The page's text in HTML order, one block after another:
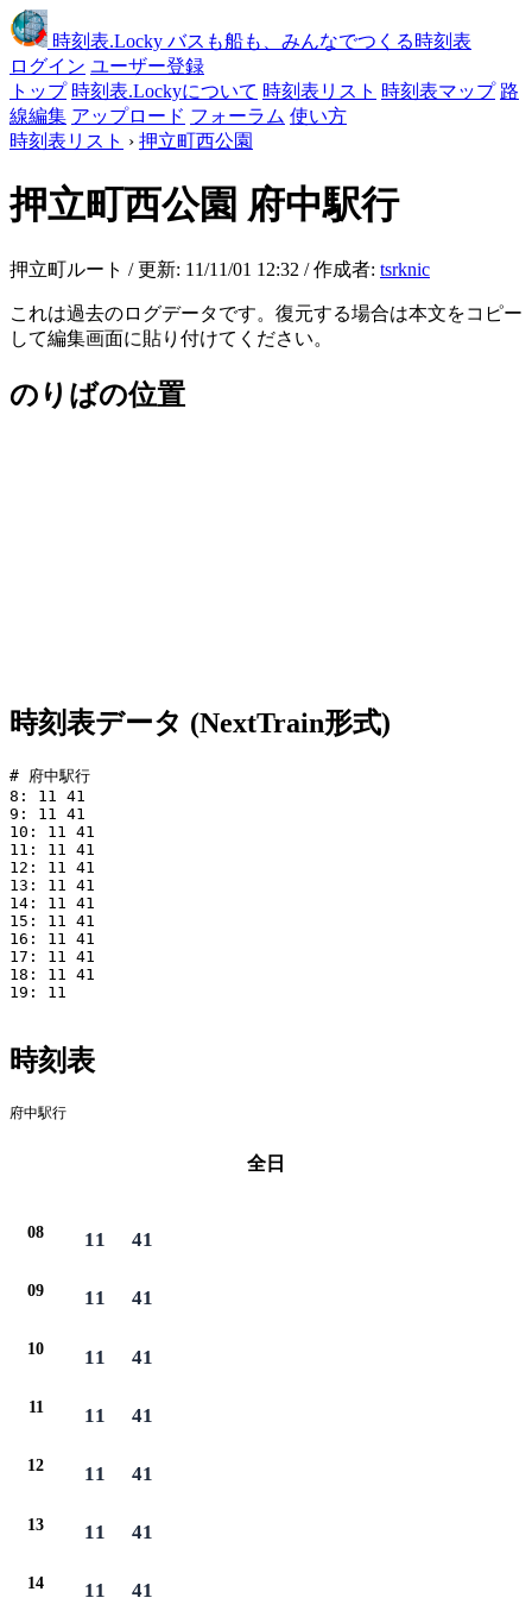
時刻表.Locky バスも船も、みんなでつくる時刻表
ログイン ユーザー登録
トップ 時刻表.Lockyについて 時刻表リスト 時刻表マップ 路
線編集 アップロード フォーラム 使い方
時刻表リスト › 押立町西公園
押立町西公園 府中駅行
押立町ルート / 更新: 11/11/01 12:32 / 作成者: tsrknic
これは過去のログデータです。復元する場合は本文をコピー
して編集画面に貼り付けてください。
のりばの位置
時刻表データ (NextTrain形式)
# 府中駅行
8: 11 41
9: 11 41
10: 11 41
11: 11 41
12: 11 41
13: 11 41
14: 11 41
15: 11 41
16: 11 41
17: 11 41
18: 11 41
19: 11
時刻表
府中駅行
全日
08 11 41
09 11 41
10 11 41
11 11 41
12 11 41
13 11 41
14 11 41